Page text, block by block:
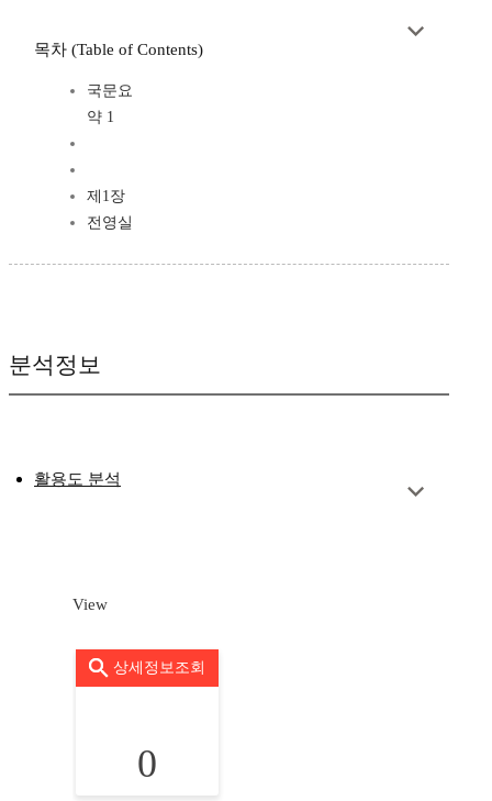
목차 (Table of Contents)
국문요
약 1
제1장
전영실
분석정보
활용도 분석
View
상세정보조회
0